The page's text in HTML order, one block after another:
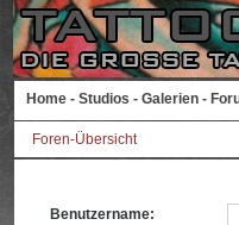
Home - Studios - Galerien -
Foren-Übersicht
Benutzername: